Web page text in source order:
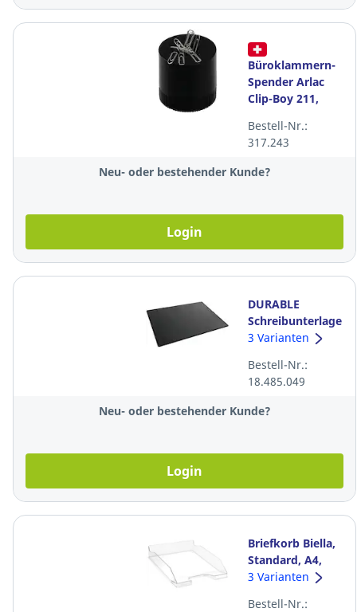
Büroklammern-
Spender Arlac
Clip-Boy 211,
Bestell-Nr.:
317.243
Neu- oder bestehender Kunde?
Login
DURABLE
Schreibunterlage
723301, PP
Abdeckung,
65x50cm,
schwarz
3 Varianten
Bestell-Nr.:
18.485.049
Neu- oder bestehender Kunde?
Login
Briefkorb Biella,
Standard, A4,
transparent
3 Varianten
Bestell-Nr.: